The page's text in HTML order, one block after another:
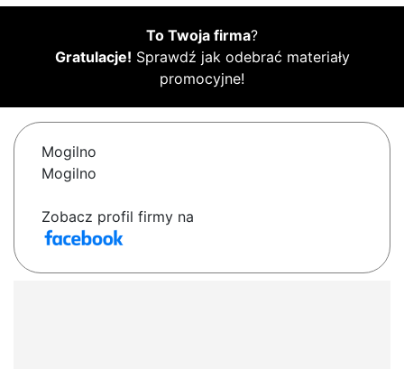
To Twoja firma?
Gratulacje! Sprawdź jak odebrać materiały
promocyjne!
Mogilno
Mogilno
Zobacz profil firmy na